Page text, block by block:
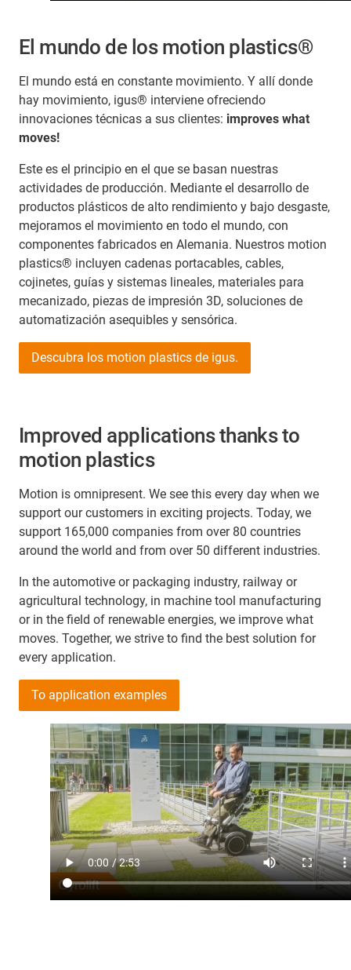
El mundo de los motion plastics®
El mundo está en constante movimiento. Y allí donde
hay movimiento, igus® interviene ofreciendo
innovaciones técnicas a sus clientes: improves what
moves!
Este es el principio en el que se basan nuestras
actividades de producción. Mediante el desarrollo de
productos plásticos de alto rendimiento y bajo desgaste,
mejoramos el movimiento en todo el mundo, con
componentes fabricados en Alemania. Nuestros motion
plastics® incluyen cadenas portacables, cables,
cojinetes, guías y sistemas lineales, materiales para
mecanizado, piezas de impresión 3D, soluciones de
automatización asequibles y sensórica.
Descubra los motion plastics de igus.
Improved applications thanks to
motion plastics
Motion is omnipresent. We see this every day when we
support our customers in exciting projects. Today, we
support 165,000 companies from over 80 countries
around the world and from over 50 different industries.
In the automotive or packaging industry, railway or
agricultural technology, in machine tool manufacturing
or in the field of renewable energies, we improve what
moves. Together, we strive to find the best solution for
every application.
To application examples